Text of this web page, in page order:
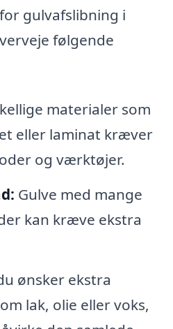
gulvafslibning i
følgende
materialer som
eller laminat kræver
og værktøjer.
Gulve med mange
kan kræve ekstra
ønsker ekstra
lak, olie eller voks,